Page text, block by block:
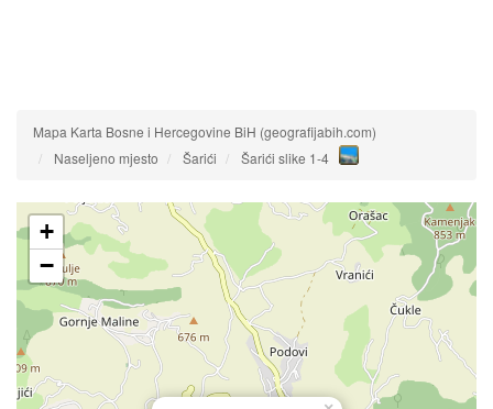
Mapa Karta Bosne i Hercegovine BiH (geografijabih.com)
Naseljeno mjesto
Šarići Šarići slike 1-4
+
−